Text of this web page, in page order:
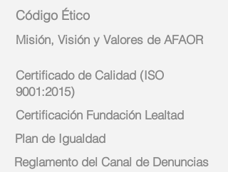
Código Ético
Misión, Visión y Valores de AFAOR
Certificado de Calidad (ISO
9001:2015)
Certificación Fundación Lealtad
Plan de Igualdad
Reglamento del Canal de Denuncias